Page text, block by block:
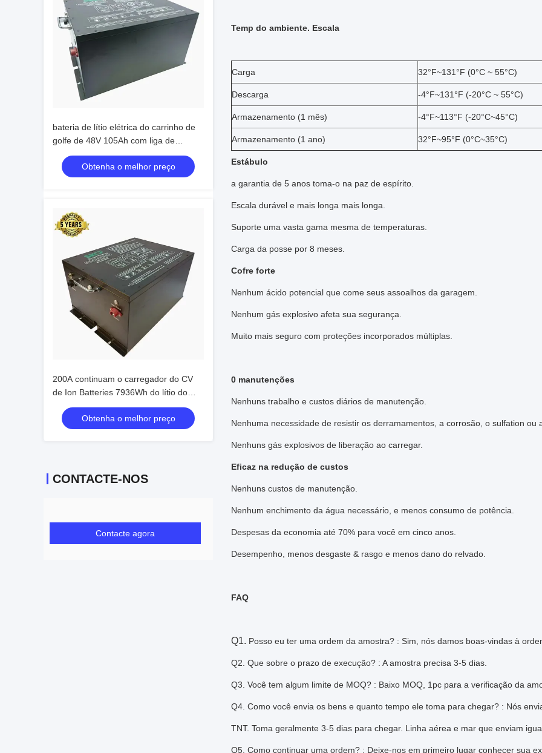
bateria de lítio elétrica do carrinho de
golfe de 48V 105Ah com liga de
alumínio Shell
Obtenha o melhor preço
200A continuam o carregador do CV
de Ion Batteries 7936Wh do lítio do
carrinho de golfe
Obtenha o melhor preço
CONTACTE-NOS
Contacte agora
Temp do ambiente. Escala
Carga 32°F~131°F (0°C ~ 55°C)
Descarga -4°F~131°F (-20°C ~ 55°C)
Armazenamento (1 mês) -4°F~113°F (-20°C~45°C)
Armazenamento (1 ano) 32°F~95°F (0°C~35°C)
Estábulo
a garantia de 5 anos toma-o na paz de espírito.
Escala durável e mais longa mais longa.
Suporte uma vasta gama mesma de temperaturas.
Carga da posse por 8 meses.
Cofre forte
Nenhum ácido potencial que come seus assoalhos da garagem.
Nenhum gás explosivo afeta sua segurança.
Muito mais seguro com proteções incorporados múltiplas.
0 manutenções
Nenhuns trabalho e custos diários de manutenção.
Nenhuma necessidade de resistir os derramamentos, a corrosão, o sulfation ou
Nenhuns gás explosivos de liberação ao carregar.
Eficaz na redução de custos
Nenhuns custos de manutenção.
Nenhum enchimento da água necessário, e menos consumo de potência.
Despesas da economia até 70% para você em cinco anos.
Desempenho, menos desgaste & rasgo e menos dano do relvado.
FAQ
Q1. Posso eu ter uma ordem da amostra? : Sim, nós damos boas-vindas à
Q2. Que sobre o prazo de execução? : A amostra precisa 3-5 dias.
Q3. Você tem algum limite de MOQ? : Baixo MOQ, 1pc para a verificação da
Q4. Como você envia os bens e quanto tempo ele toma para chegar? : Nós
TNT. Toma geralmente 3-5 dias para chegar. Linha aérea e mar que enviam
Q5. Como continuar uma ordem? : Deixe-nos em primeiro lugar conhecer sua